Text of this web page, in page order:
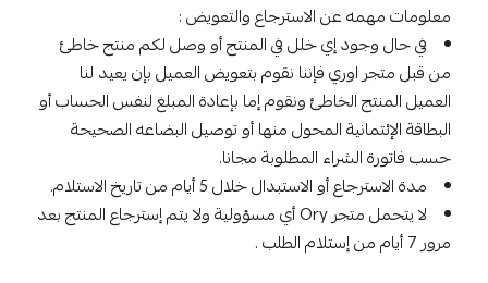
معلومات مهمه عن الاسترجاع والتعويض :
في حال وجود إي خلل في المنتج أو وصل لكم منتج خاطئ
من قبل متجر اوري فإننا نقوم بتعويض العميل بإن يعيد لنا
العميل المنتج الخاطئ ونقوم إما بإعادة المبلغ لنفس الحساب أو
البطاقة الإئتمانية المحول منها أو توصيل البضاعه الصحيحة
حسب فاتورة الشراء المطلوبة مجانا.
مدة الاسترجاع أو الاستبدال خلال 5 أيام من تاريخ الاستلام.
لا يتحمل متجر Ory أي مسؤولية ولا يتم إسترجاع المنتج بعد
مرور 7 أيام من إستلام الطلب .